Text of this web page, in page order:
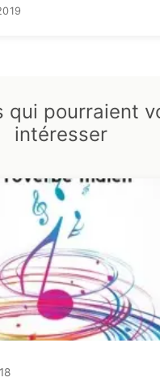
qui pourraient
intéresser